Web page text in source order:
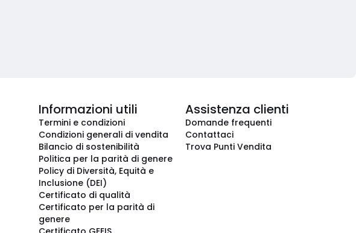
Informazioni utili
Termini e condizioni
Condizioni generali di vendita
Bilancio di sostenibilità
Politica per la parità di genere
Policy di Diversità, Equità e
Inclusione (DEI)
Certificato di qualità
Certificato per la parità di
genere
Assistenza clienti
Domande frequenti
Contattaci
Trova Punti Vendita